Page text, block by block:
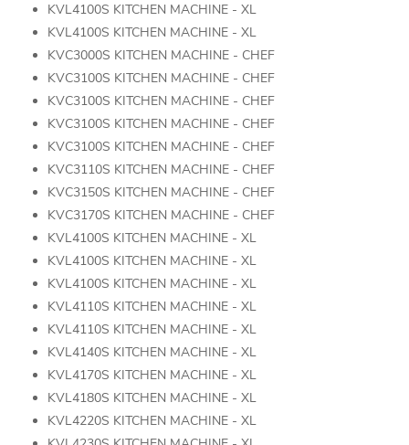
KVL4100S KITCHEN MACHINE - XL
KVL4100S KITCHEN MACHINE - XL
KVC3000S KITCHEN MACHINE - CHEF
KVC3100S KITCHEN MACHINE - CHEF
KVC3100S KITCHEN MACHINE - CHEF
KVC3100S KITCHEN MACHINE - CHEF
KVC3100S KITCHEN MACHINE - CHEF
KVC3110S KITCHEN MACHINE - CHEF
KVC3150S KITCHEN MACHINE - CHEF
KVC3170S KITCHEN MACHINE - CHEF
KVL4100S KITCHEN MACHINE - XL
KVL4100S KITCHEN MACHINE - XL
KVL4100S KITCHEN MACHINE - XL
KVL4110S KITCHEN MACHINE - XL
KVL4110S KITCHEN MACHINE - XL
KVL4140S KITCHEN MACHINE - XL
KVL4170S KITCHEN MACHINE - XL
KVL4180S KITCHEN MACHINE - XL
KVL4220S KITCHEN MACHINE - XL